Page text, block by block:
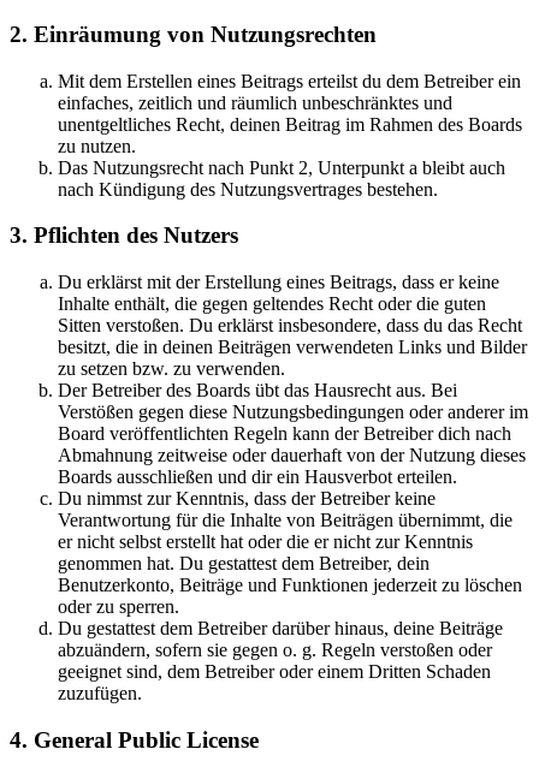
2. Einräumung von Nutzungsrechten
Mit dem Erstellen eines Beitrags erteilst du dem Betreiber ein
einfaches, zeitlich und räumlich unbeschränktes und
unentgeltliches Recht, deinen Beitrag im Rahmen des Boards
zu nutzen.
Das Nutzungsrecht nach Punkt 2, Unterpunkt a bleibt auch
nach Kündigung des Nutzungsvertrages bestehen.
3. Pflichten des Nutzers
Du erklärst mit der Erstellung eines Beitrags, dass er keine
Inhalte enthält, die gegen geltendes Recht oder die guten
Sitten verstoßen. Du erklärst insbesondere, dass du das Recht
besitzt, die in deinen Beiträgen verwendeten Links und Bilder
zu setzen bzw. zu verwenden.
Der Betreiber des Boards übt das Hausrecht aus. Bei
Verstößen gegen diese Nutzungsbedingungen oder anderer im
Board veröffentlichten Regeln kann der Betreiber dich nach
Abmahnung zeitweise oder dauerhaft von der Nutzung dieses
Boards ausschließen und dir ein Hausverbot erteilen.
Du nimmst zur Kenntnis, dass der Betreiber keine
Verantwortung für die Inhalte von Beiträgen übernimmt, die
er nicht selbst erstellt hat oder die er nicht zur Kenntnis
genommen hat. Du gestattest dem Betreiber, dein
Benutzerkonto, Beiträge und Funktionen jederzeit zu löschen
oder zu sperren.
Du gestattest dem Betreiber darüber hinaus, deine Beiträge
abzuändern, sofern sie gegen o. g. Regeln verstoßen oder
geeignet sind, dem Betreiber oder einem Dritten Schaden
zuzufügen.
4. General Public License